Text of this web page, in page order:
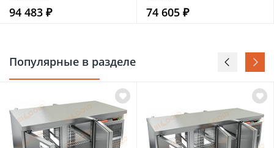
94 483 ₽ 74 605 ₽
Популярные в разделе